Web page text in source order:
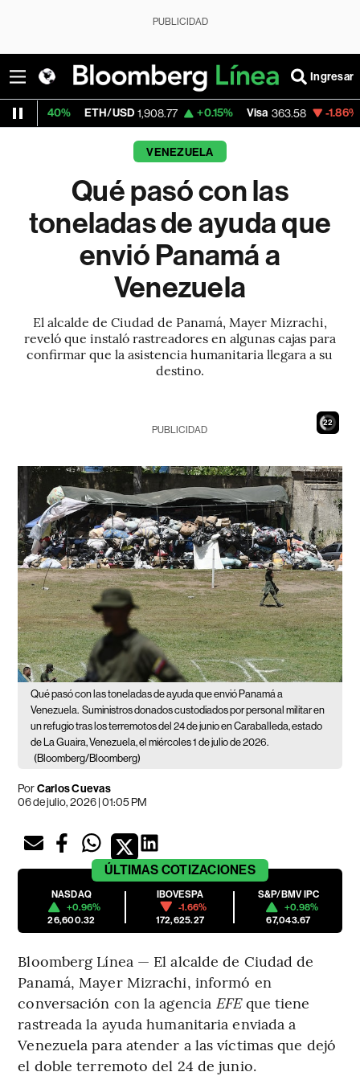
PUBLICIDAD
Ingresar
ETH/USD 1,908.77 +0.15% Visa 363.58 -1.86%
VENEZUELA
Qué pasó con las
toneladas de ayuda que
envió Panamá a
Venezuela
El alcalde de Ciudad de Panamá, Mayer Mizrachi,
reveló que instaló rastreadores en algunas cajas para
confirmar que la asistencia humanitaria llegara a su
destino.
21
PUBLICIDAD
Qué pasó con las toneladas de ayuda que envió Panamá a
Venezuela. Suministros donados custodiados por personal militar en
un refugio tras los terremotos del 24 de junio en Caraballeda, estado
de La Guaira, Venezuela, el miércoles 1 de julio de 2026.
(Bloomberg/Bloomberg)
PorCarlos Cuevas
06 de julio, 2026 | 01:05 PM
ÚLTIMAS COTIZACIONES
NASDAQ
+0.96%
26,600.32
IBOVESPA
-1.66%
172,625.27
S&P/BMV IPC
+0.98%
67,043.67
Bloomberg Línea — El alcalde de Ciudad de
Panamá, Mayer Mizrachi, informó en
conversación con la agencia EFEque tiene
rastreada la ayuda humanitaria enviada a
Venezuela para atender a las víctimas que dejó
el doble terremoto del 24 de junio.